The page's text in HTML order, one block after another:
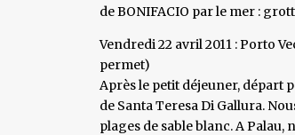
de BONIFACIO par le mer :
Vendredi 22 avril 2011 : Porto
permet)
Après le petit déjeuner, départ
de Santa Teresa Di Gallura.
plages de sable blanc. A